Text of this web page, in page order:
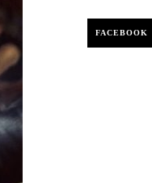
FACEBOOK